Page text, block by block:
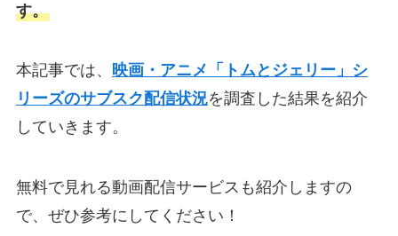
す。
本記事では、 映画・アニメ「トムとジェリー」シ
リーズのサブスク配信状況を調査した結果を紹介
していきます。
無料で見れる動画配信サービスも紹介しますの
で、ぜひ参考にしてください！